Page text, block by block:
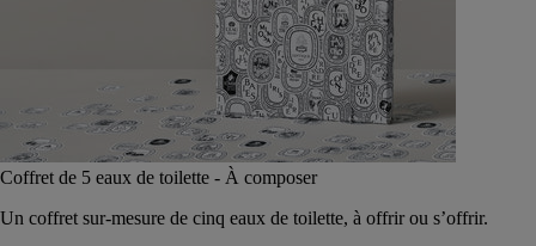
Coffret de 5 eaux de toilette - À composer
Un coffret sur-mesure de cinq eaux de toilette, à offrir ou s’offrir.